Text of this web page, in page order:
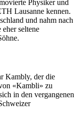
Physiker und
Lausanne kennen.
und nahm nach
seltene
Kambly, der die
«Kambli» zu
in den vergangenen